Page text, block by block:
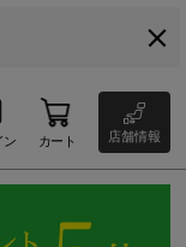
ン カート 店舗情報